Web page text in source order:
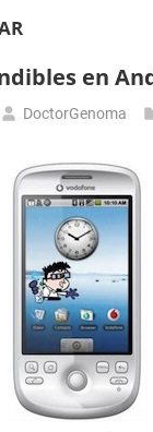
en
DoctorGenoma